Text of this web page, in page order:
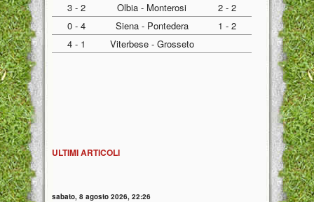
3 - 2
Olbia - Monterosi
2 - 2
0 - 4
Siena - Pontedera
1 - 2
4 - 1
Viterbese - Grosseto
ULTIMI ARTICOLI
sabato, 8 agosto 2026, 22:26